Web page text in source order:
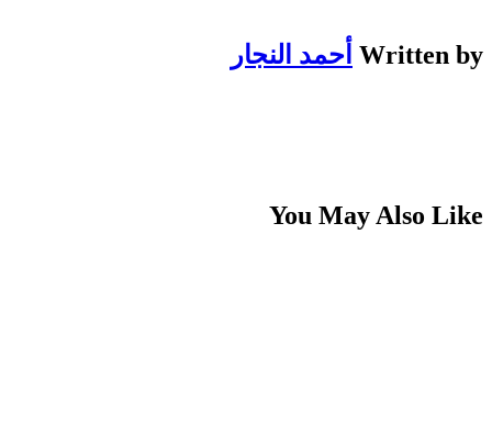
Written by أحمد النجار
You May Also Like